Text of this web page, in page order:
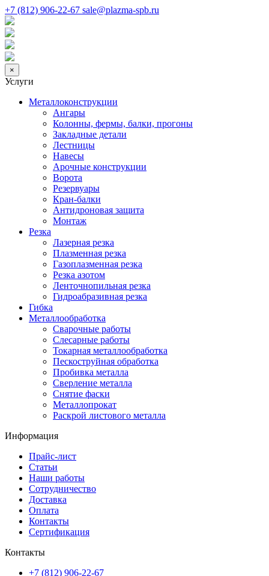
+7 (812) 906-22-67 sale@plazma-spb.ru
×
Услуги
Металлоконструкции
Ангары
Колонны, фермы, балки, прогоны
Закладные детали
Лестницы
Навесы
Арочные конструкции
Ворота
Резервуары
Кран-балки
Антидроновая защита
Монтаж
Резка
Лазерная резка
Плазменная резка
Газоплазменная резка
Резка азотом
Ленточнопильная резка
Гидроабразивная резка
Гибка
Металлообработка
Сварочные работы
Слесарные работы
Токарная металлообработка
Пескоструйная обработка
Пробивка металла
Сверление металла
Снятие фаски
Металлопрокат
Раскрой листового металла
Информация
Прайс-лист
Статьи
Наши работы
Сотрудничество
Доставка
Оплата
Контакты
Сертификация
Контакты
+7 (812) 906-22-67